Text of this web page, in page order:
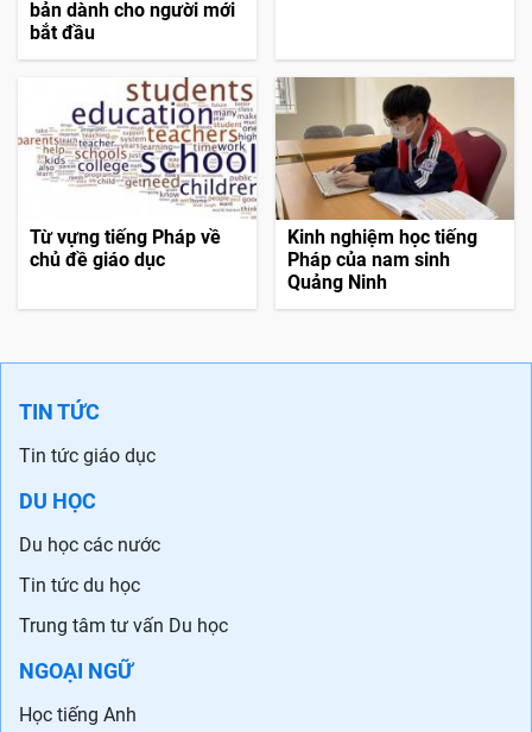
Tổng hợp các chuyên đề
ngữ pháp tiếng Pháp cơ
bản dành cho người mới
Bảng chữ cái tiếng Pháp
và cách đọc
Từ vựng tiếng Pháp về
chủ đề giáo dục
TIN TỨC
Tin tức giáo dục